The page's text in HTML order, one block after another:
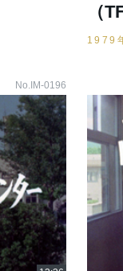
（
1979
No.IM-0196